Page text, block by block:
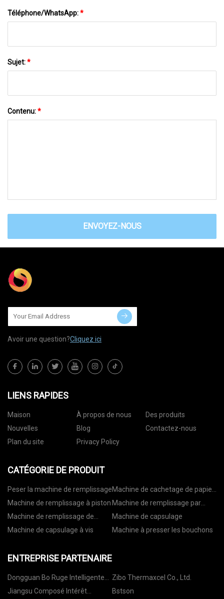
Téléphone/WhatsApp:*
Sujet:*
Contenu:*
ENVOYEZ-NOUS
Avoir une question?Cliquez ici
LIENS RAPIDES
Maison À propos de nous
Des produits
Nouvelles
Blog
Contactez-nous
Plan du site
Privacy Policy
CATÉGORIE DE PRODUIT
Peser la machine de remplissageMachine de cachetage de papier
d'aluminium
Machine de remplissage à pistonMachine de remplissage par
gravité
Machine de remplissage de
débitmètre
Machine de capsulage
Machine de capsulage à vis
Machine à presser les bouchons
ENTREPRISE PARTENAIRE
Dongguan Bo Ruge Intelligente
Technologie Co., Ltd
Zibo Thermaxcel Co., Ltd.
Jiangsu Composé Intérêt
Bstson